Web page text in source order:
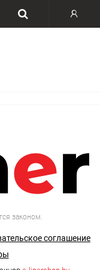
законом.
соглашение